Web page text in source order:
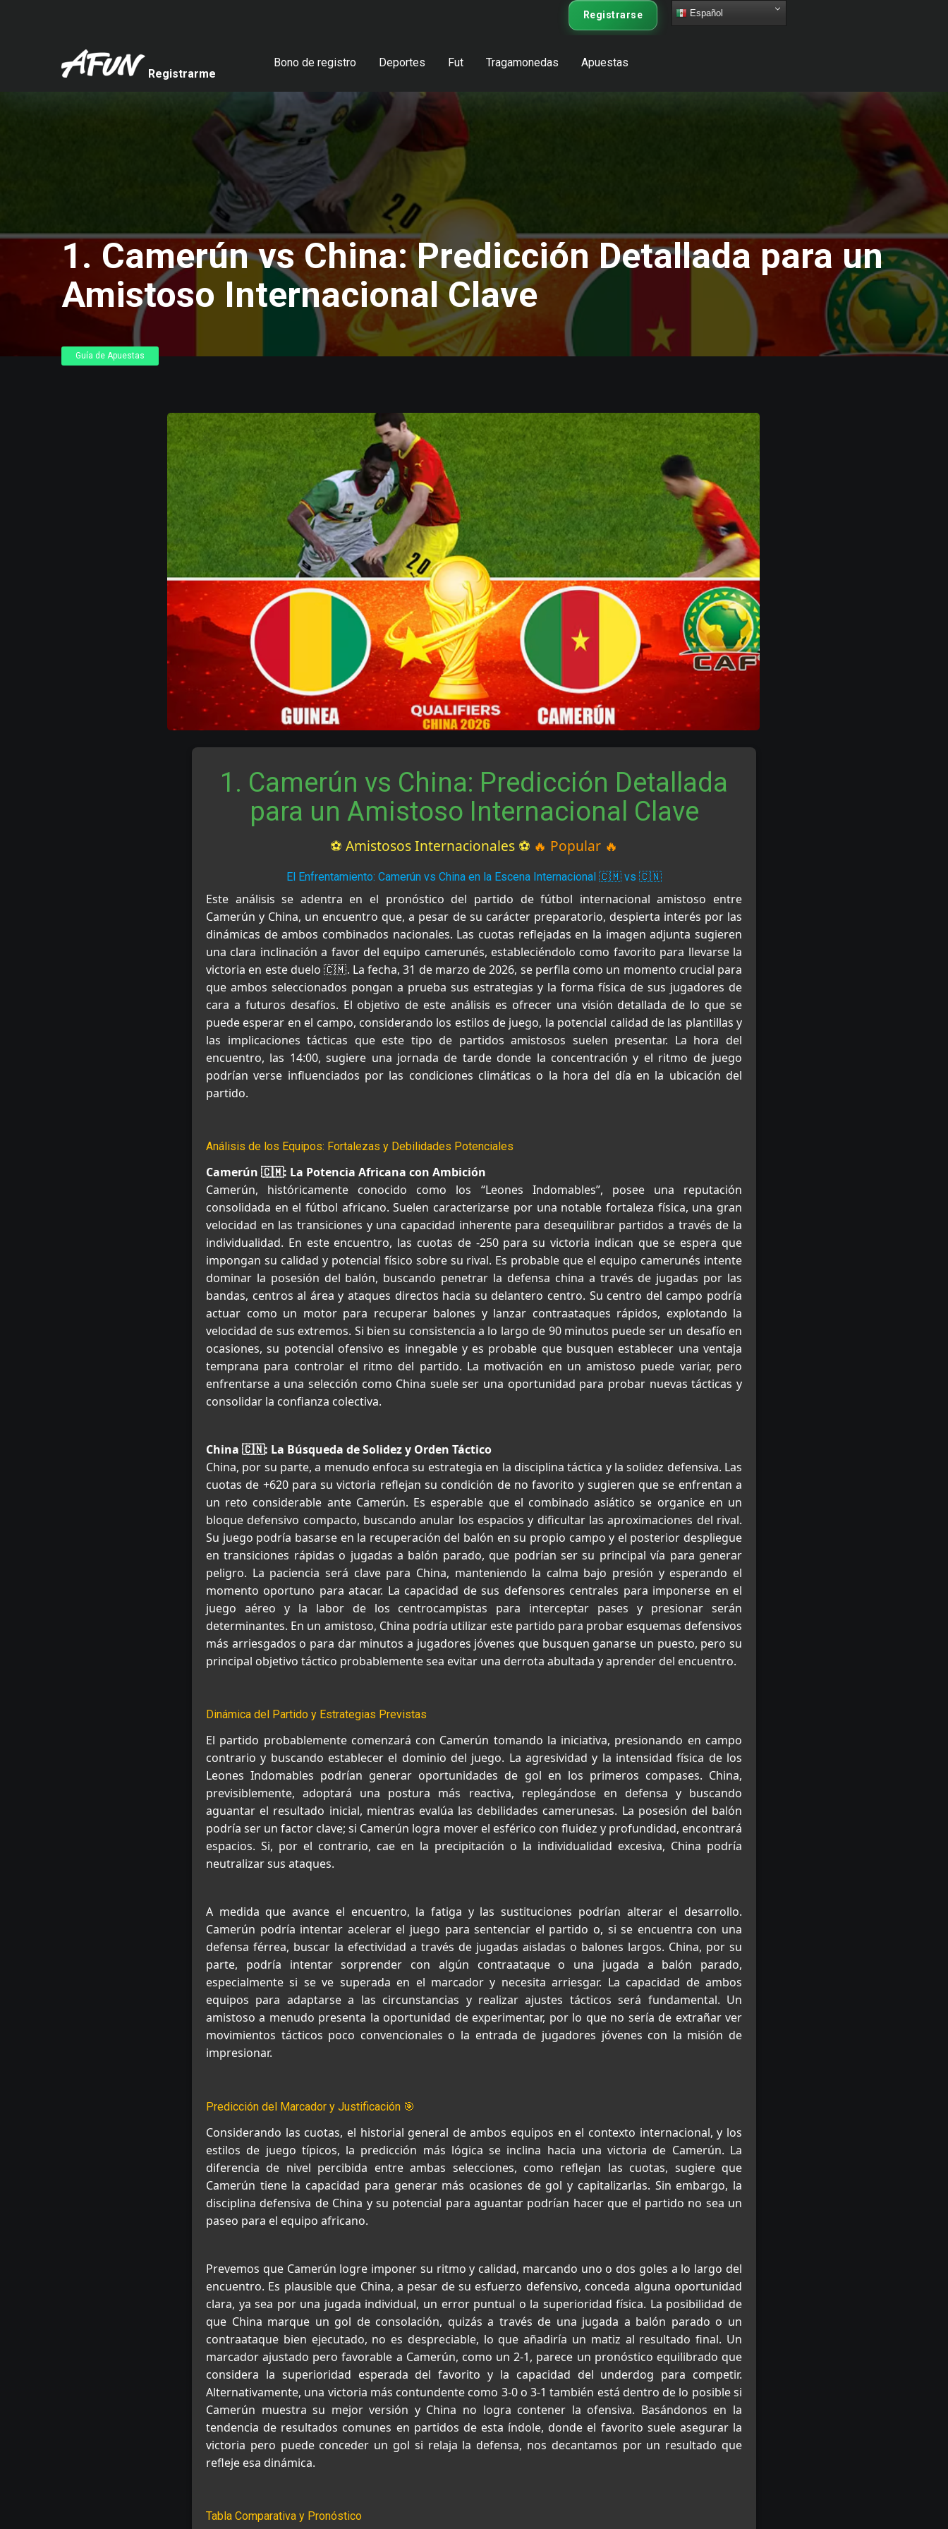
Registrarse Español
Registrarme
Bono de registro Deportes Fut Tragamonedas Apuestas
1. Camerún vs China: Predicción Detallada para un
Amistoso Internacional Clave
Guía de Apuestas
1. Camerún vs China: Predicción Detallada
para un Amistoso Internacional Clave
⚽ Amistosos Internacionales ⚽ 🔥 Popular 🔥
El Enfrentamiento: Camerún vs China en la Escena Internacional 🇨🇲 vs 🇨🇳
Este análisis se adentra en el pronóstico del partido de fútbol internacional amistoso entre
Camerún y China, un encuentro que, a pesar de su carácter preparatorio, despierta interés por las
dinámicas de ambos combinados nacionales. Las cuotas reflejadas en la imagen adjunta sugieren
una clara inclinación a favor del equipo camerunés, estableciéndolo como favorito para llevarse la
victoria en este duelo 🇨🇲. La fecha, 31 de marzo de 2026, se perfila como un momento crucial para
que ambos seleccionados pongan a prueba sus estrategias y la forma física de sus jugadores de
cara a futuros desafíos. El objetivo de este análisis es ofrecer una visión detallada de lo que se
puede esperar en el campo, considerando los estilos de juego, la potencial calidad de las plantillas y
las implicaciones tácticas que este tipo de partidos amistosos suelen presentar. La hora del
encuentro, las 14:00, sugiere una jornada de tarde donde la concentración y el ritmo de juego
podrían verse influenciados por las condiciones climáticas o la hora del día en la ubicación del
partido.
Análisis de los Equipos: Fortalezas y Debilidades Potenciales
Camerún 🇨🇲: La Potencia Africana con Ambición
Camerún, históricamente conocido como los “Leones Indomables”, posee una reputación
consolidada en el fútbol africano. Suelen caracterizarse por una notable fortaleza física, una gran
velocidad en las transiciones y una capacidad inherente para desequilibrar partidos a través de la
individualidad. En este encuentro, las cuotas de -250 para su victoria indican que se espera que
impongan su calidad y potencial físico sobre su rival. Es probable que el equipo camerunés intente
dominar la posesión del balón, buscando penetrar la defensa china a través de jugadas por las
bandas, centros al área y ataques directos hacia su delantero centro. Su centro del campo podría
actuar como un motor para recuperar balones y lanzar contraataques rápidos, explotando la
velocidad de sus extremos. Si bien su consistencia a lo largo de 90 minutos puede ser un desafío en
ocasiones, su potencial ofensivo es innegable y es probable que busquen establecer una ventaja
temprana para controlar el ritmo del partido. La motivación en un amistoso puede variar, pero
enfrentarse a una selección como China suele ser una oportunidad para probar nuevas tácticas y
consolidar la confianza colectiva.
China 🇨🇳: La Búsqueda de Solidez y Orden Táctico
China, por su parte, a menudo enfoca su estrategia en la disciplina táctica y la solidez defensiva. Las
cuotas de +620 para su victoria reflejan su condición de no favorito y sugieren que se enfrentan a
un reto considerable ante Camerún. Es esperable que el combinado asiático se organice en un
bloque defensivo compacto, buscando anular los espacios y dificultar las aproximaciones del rival.
Su juego podría basarse en la recuperación del balón en su propio campo y el posterior despliegue
en transiciones rápidas o jugadas a balón parado, que podrían ser su principal vía para generar
peligro. La paciencia será clave para China, manteniendo la calma bajo presión y esperando el
momento oportuno para atacar. La capacidad de sus defensores centrales para imponerse en el
juego aéreo y la labor de los centrocampistas para interceptar pases y presionar serán
determinantes. En un amistoso, China podría utilizar este partido para probar esquemas defensivos
más arriesgados o para dar minutos a jugadores jóvenes que busquen ganarse un puesto, pero su
principal objetivo táctico probablemente sea evitar una derrota abultada y aprender del encuentro.
Dinámica del Partido y Estrategias Previstas
El partido probablemente comenzará con Camerún tomando la iniciativa, presionando en campo
contrario y buscando establecer el dominio del juego. La agresividad y la intensidad física de los
Leones Indomables podrían generar oportunidades de gol en los primeros compases. China,
previsiblemente, adoptará una postura más reactiva, replegándose en defensa y buscando
aguantar el resultado inicial, mientras evalúa las debilidades camerunesas. La posesión del balón
podría ser un factor clave; si Camerún logra mover el esférico con fluidez y profundidad, encontrará
espacios. Si, por el contrario, cae en la precipitación o la individualidad excesiva, China podría
neutralizar sus ataques.
A medida que avance el encuentro, la fatiga y las sustituciones podrían alterar el desarrollo.
Camerún podría intentar acelerar el juego para sentenciar el partido o, si se encuentra con una
defensa férrea, buscar la efectividad a través de jugadas aisladas o balones largos. China, por su
parte, podría intentar sorprender con algún contraataque o una jugada a balón parado,
especialmente si se ve superada en el marcador y necesita arriesgar. La capacidad de ambos
equipos para adaptarse a las circunstancias y realizar ajustes tácticos será fundamental. Un
amistoso a menudo presenta la oportunidad de experimentar, por lo que no sería de extrañar ver
movimientos tácticos poco convencionales o la entrada de jugadores jóvenes con la misión de
impresionar.
Predicción del Marcador y Justificación 🎯
Considerando las cuotas, el historial general de ambos equipos en el contexto internacional, y los
estilos de juego típicos, la predicción más lógica se inclina hacia una victoria de Camerún. La
diferencia de nivel percibida entre ambas selecciones, como reflejan las cuotas, sugiere que
Camerún tiene la capacidad para generar más ocasiones de gol y capitalizarlas. Sin embargo, la
disciplina defensiva de China y su potencial para aguantar podrían hacer que el partido no sea un
paseo para el equipo africano.
Prevemos que Camerún logre imponer su ritmo y calidad, marcando uno o dos goles a lo largo del
encuentro. Es plausible que China, a pesar de su esfuerzo defensivo, conceda alguna oportunidad
clara, ya sea por una jugada individual, un error puntual o la superioridad física. La posibilidad de
que China marque un gol de consolación, quizás a través de una jugada a balón parado o un
contraataque bien ejecutado, no es despreciable, lo que añadiría un matiz al resultado final. Un
marcador ajustado pero favorable a Camerún, como un 2-1, parece un pronóstico equilibrado que
considera la superioridad esperada del favorito y la capacidad del underdog para competir.
Alternativamente, una victoria más contundente como 3-0 o 3-1 también está dentro de lo posible si
Camerún muestra su mejor versión y China no logra contener la ofensiva. Basándonos en la
tendencia de resultados comunes en partidos de esta índole, donde el favorito suele asegurar la
victoria pero puede conceder un gol si relaja la defensa, nos decantamos por un resultado que
refleje esa dinámica.
Tabla Comparativa y Pronóstico